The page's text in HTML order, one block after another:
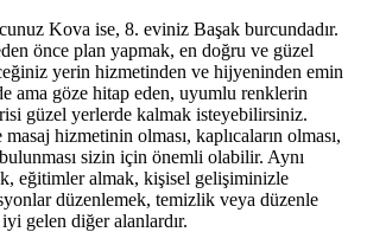
Kova ise, 8. eviniz Başak burcundadır.
önce plan yapmak, en doğru ve güzel
yerin hizmetinden ve hijyeninden emin
ama göze hitap eden, uyumlu renklerin
güzel yerlerde kalmak isteyebilirsiniz.
hizmetinin olması, kaplıcaların olması,
sizin için önemli olabilir. Aynı
eğitimler almak, kişisel gelişiminizle
düzenlemek, temizlik veya düzenle
gelen diğer alanlardır.